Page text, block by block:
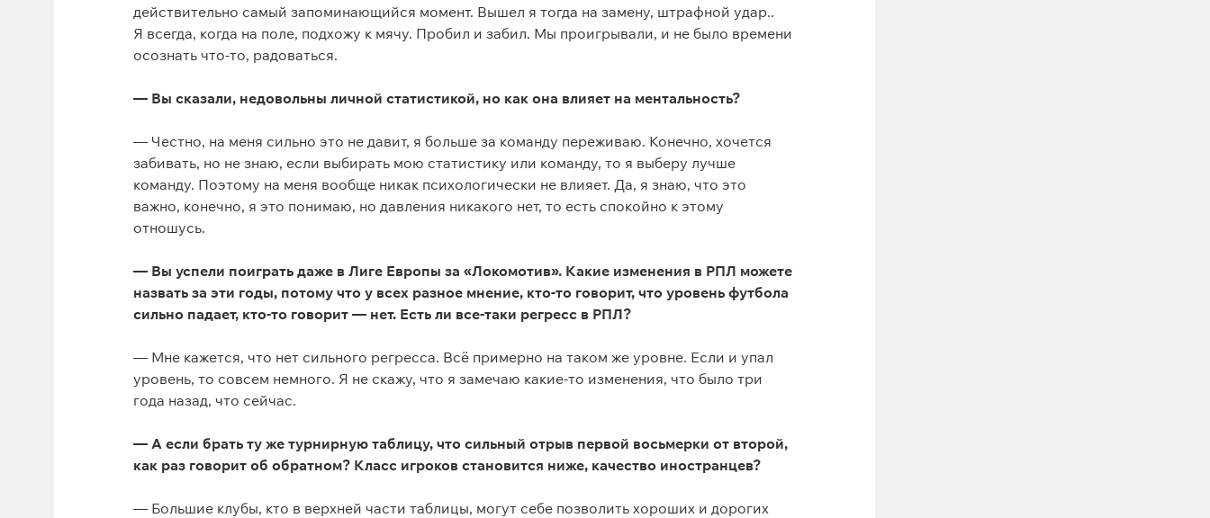
действительно самый запоминающийся момент. Вышел я тогда на замену, штрафной удар..
Я всегда, когда на поле, подхожу к мячу. Пробил и забил. Мы проигрывали, и не было времени
осознать что-то, радоваться.
— Вы сказали, недовольны личной статистикой, но как она влияет на ментальность?
— Честно, на меня сильно это не давит, я больше за команду переживаю. Конечно, хочется
забивать, но не знаю, если выбирать мою статистику или команду, то я выберу лучше
команду. Поэтому на меня вообще никак психологически не влияет. Да, я знаю, что это
важно, конечно, я это понимаю, но давления никакого нет, то есть спокойно к этому
отношусь.
— Вы успели поиграть даже в Лиге Европы за «Локомотив». Какие изменения в РПЛ можете
назвать за эти годы, потому что у всех разное мнение, кто-то говорит, что уровень футбола
сильно падает, кто-то говорит — нет. Есть ли все-таки регресс в РПЛ?
— Мне кажется, что нет сильного регресса. Всё примерно на таком же уровне. Если и упал
уровень, то совсем немного. Я не скажу, что я замечаю какие-то изменения, что было три
года назад, что сейчас.
— А если брать ту же турнирную таблицу, что сильный отрыв первой восьмерки от второй,
как раз говорит об обратном? Класс игроков становится ниже, качество иностранцев?
— Большие клубы, кто в верхней части таблицы, могут себе позволить хороших и дорогих